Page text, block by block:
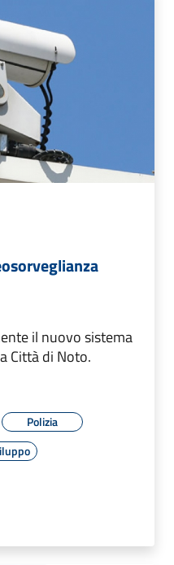
il nuovo sistema
Città di Noto.
Polizia